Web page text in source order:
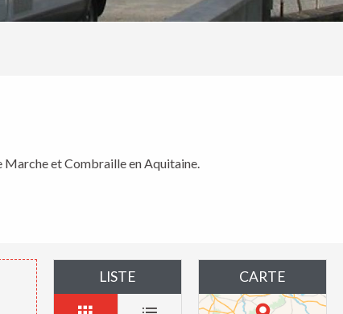
Marche et Combraille en Aquitaine.
LISTE CARTE